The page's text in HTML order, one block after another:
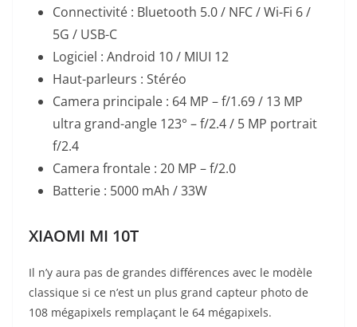
Connectivité : Bluetooth 5.0 / NFC / Wi-Fi 6 /
5G / USB-C
Logiciel : Android 10 / MIUI 12
Haut-parleurs : Stéréo
Camera principale : 64 MP – f/1.69 / 13 MP
ultra grand-angle 123° – f/2.4 / 5 MP portrait
f/2.4
Camera frontale : 20 MP – f/2.0
Batterie : 5000 mAh / 33W
XIAOMI MI 10T
Il n’y aura pas de grandes différences avec le modèle
classique si ce n’est un plus grand capteur photo de
108 mégapixels remplaçant le 64 mégapixels.